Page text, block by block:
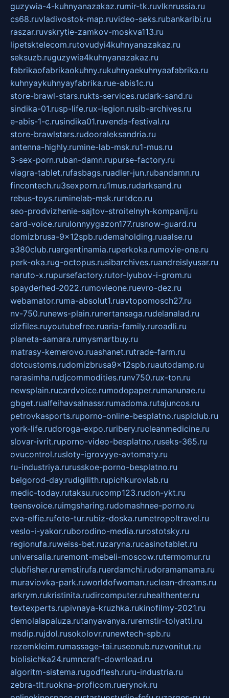
guzywia-4-kuhnyanazakaz.rumir-tk.ruvlknrussia.ru
cs68.ruvladivostok-map.ruvideo-seks.rubankaribi.ru
raszar.ruvskrytie-zamkov-moskva113.ru
lipetsktelecom.rutovudyi4kuhnyanazakaz.ru
seksuzb.ruguzywia4kuhnyanazakaz.ru
fabrikaofabrikaokuhny.rukuhnyaekuhnyaafabrika.ru
kuhnyaykuhnyayfabrika.rue-abis1c.ru
store-brawl-stars.rukts-services.rudark-sand.ru
sindika-01.rusp-life.rux-legion.rusib-archives.ru
e-abis-1-c.rusindika01.ruvenda-festival.ru
store-brawlstars.rudooraleksandria.ru
antenna-highly.rumine-lab-msk.ru1-mus.ru
3-sex-porn.ruban-damn.rupurse-factory.ru
viagra-tablet.rufasbags.ruadler-jun.rubandamn.ru
fincontech.ru3sexporn.ru1mus.rudarksand.ru
rebus-toys.ruminelab-msk.rurtdco.ru
seo-prodvizhenie-sajtov-stroitelnyh-kompanij.ru
card-voice.rurulonnyygazon177.rusnow-guard.ru
domizbrusa-9x12spb.rudemaholding.ruaalse.ru
a380club.ruargentinamia.ruperkoka.rumovie-one.ru
perk-oka.rug-octopus.rusibarchives.ruandreislyusar.ru
naruto-x.rupursefactory.rutor-lyubov-i-grom.ru
spayderhed-2022.rumovieone.ruevro-dez.ru
webamator.ruma-absolut1.ruavtopomosch27.ru
nv-750.runews-plain.runertansaga.rudelanalad.ru
dizfiles.ruyoutubefree.ruaria-family.ruroadli.ru
planeta-samara.rumysmartbuy.ru
matrasy-kemerovo.ruashanet.rutrade-farm.ru
dotcustoms.rudomizbrusa9x12spb.ruautodamp.ru
narasimha.rudjcommodities.runv750.rux-ton.ru
newsplain.rucardvoice.rumodopaper.rumanunae.ru
gbget.rualfeihavsalnassr.rumadoma.rutajuncos.ru
petrovkasports.ruporno-online-besplatno.rusplclub.ru
york-life.rudoroga-expo.ruribery.rucleanmedicine.ru
slovar-ivrit.ruporno-video-besplatno.ruseks-365.ru
ovucontrol.rusloty-igrovyye-avtomaty.ru
ru-industriya.rurusskoe-porno-besplatno.ru
belgorod-day.rudigilith.rupichkurovlab.ru
medic-today.rutaksu.rucomp123.rudon-ykt.ru
teensvoice.ruimgsharing.rudomashnee-porno.ru
eva-elfie.rufoto-tur.rubiz-doska.rumetropoltravel.ru
veslo-i-yakor.ruborodino-media.rurostotsky.ru
regionufa.ruweiss-bet.ruzaryna.rucasinotablet.ru
universalia.ruremont-mebeli-moscow.rutermomur.ru
clubfisher.ruremstirufa.ruerdamchi.rudoramamama.ru
muraviovka-park.ruworldofwoman.ruclean-dreams.ru
arkrym.rukristinita.rudircomputer.ruhealthenter.ru
textexperts.rupivnaya-kruzhka.rukinofilmy-2021.ru
demolalapaluza.rutanyavanya.ruremstir-tolyatti.ru
msdip.rujdol.rusokolovr.runewtech-spb.ru
rezemkleim.rumassage-tai.ruseonub.ruzvonitut.ru
biolisichka24.rumncraft-download.ru
algoritm-sistema.rugodflesh.ruru-industria.ru
zebra-tlt.ruokna-proficom.ruerynok.ru